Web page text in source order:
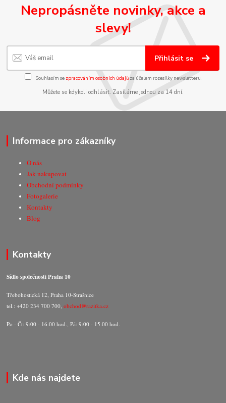
Nepropásněte novinky, akce a
slevy!
Přihlásit se
Souhlasím se zpracováním osobních údajůza účelem rozesílky newsletteru.
Můžete se kdykoli odhlásit. Zasíláme jednou za 14 dní.
Informace pro zákazníky
O nás
Jak nakupovat
Obchodní podmínky
Fotogalerie
Kontakty
Blog
Kontakty
Sídlo společnosti Praha 10
Třebohostická 12, Praha 10-Strašnice
tel.: +420 234 700 700,obchod@razitka.cz
Po - Čt: 9:00 - 16:00 hod., Pá: 9:00 - 15:00 hod.
Kde nás najdete